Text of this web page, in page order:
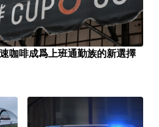
咖啡成爲上班通勤族的新選擇